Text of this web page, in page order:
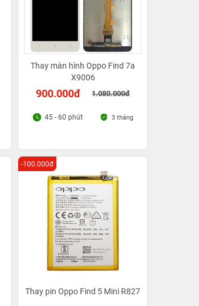
Thay màn hình Oppo Find 7a
X9006
900.000đ 1.080.000đ
45 - 60 phút 3 tháng
Thay pin Oppo Find 5 Mini R827
-100.000đ